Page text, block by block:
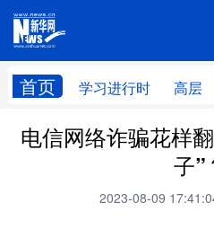
首页 学习进行时 高层
网站
学习进行时 高层
电信网络诈骗花样
子”
2023-08-09